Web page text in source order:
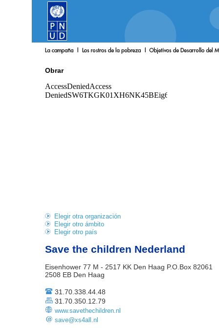
Obrar
Elegir otra organización
Elegir otro ámbito
Elegir otro país
Save the children Nederland
Eisenhower 77 M - 2517 KK Den Haag P.O.Box 82061
2508 EB Den Haag
31.70.338.44.48
31.70.350.12.79
www.savethechildren.nl
save@xs4all.nl